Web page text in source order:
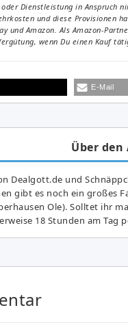
Dienstleistung in
und diese Provisionen
und Amazon. Als Amazon-
wenn Du einen Kauf
E-Mail
Über
Dealgott.de und
gibt es noch ein großes
Ole). Solltet ihr
18 Stunden am Tag